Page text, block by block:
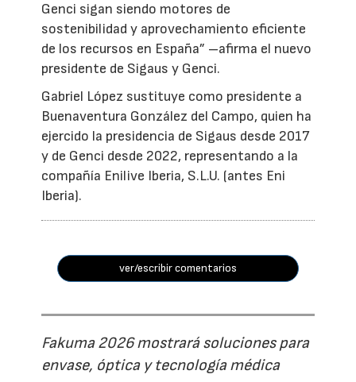
Genci sigan siendo motores de
sostenibilidad y aprovechamiento eficiente
de los recursos en España” –afirma el nuevo
presidente de Sigaus y Genci.
Gabriel López sustituye como presidente a
Buenaventura González del Campo, quien ha
ejercido la presidencia de Sigaus desde 2017
y de Genci desde 2022, representando a la
compañía Enilive Iberia, S.L.U. (antes Eni
Iberia).
ver/escribir comentarios
Fakuma 2026 mostrará soluciones para
envase, óptica y tecnología médica